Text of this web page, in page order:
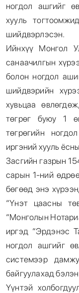
ногдол ашгийг
хууль
шийдвэрлэсэн.
Ийнхүү Монгол
санаачилгын
болон ногдол
шийдвэрийн
хувьцаа
төгрөг буюу 1
төгрөгийн
иргэний хууль
Засгийн газрын
сарын 1-ний
бөгөөд энэ
“Үнэт цаасны
“Монголын
иргэд “Эрдэнэс
ногдол ашгийг
системээр
байгуулахад
Үүнтэй